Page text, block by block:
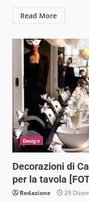
Read More
Design
Decorazioni di
per la tavola
Redazione 29